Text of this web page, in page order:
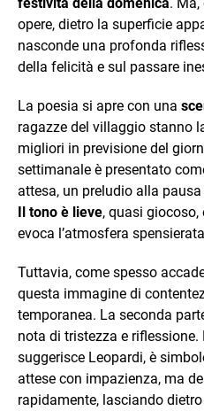
opere, dietro la superficie
nasconde una profonda
della felicità e sul passare
La poesia si apre con una
ragazze del villaggio stanno
migliori in previsione del
settimanale è presentato
attesa, un preludio alla
Il tono è lieve, quasi
evoca l’atmosfera
Tuttavia, come spesso
questa immagine di
temporanea. La seconda
nota di tristezza e
suggerisce Leopardi, è
attese con impazienza, ma
rapidamente, lasciando